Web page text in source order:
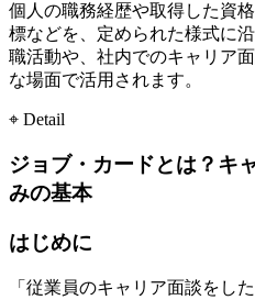
個人の職務経歴や取得した資
標などを、定められた様式に
職活動や、社内でのキャリア
な場面で活用されます。
⌖ Detail
ジョブ・カードとは？キ
みの基本
はじめに
「従業員のキャリア面談をし